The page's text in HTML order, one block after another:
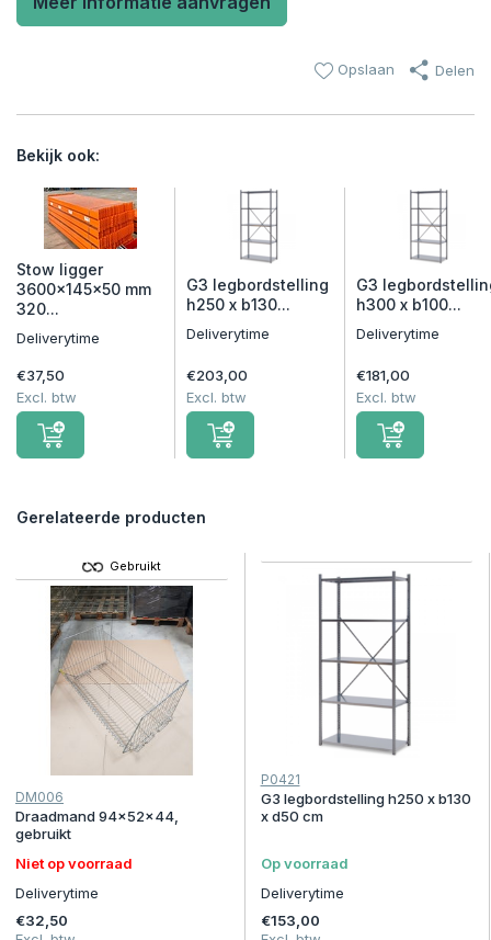
Opslaan Delen
Bekijk ook:
Stow ligger
3600x145x50 mm
320...
Deliverytime
€37,50
Excl. btw
G3 legbordstelling
h250 x b130...
Deliverytime
€203,00
Excl. btw
G3
h300 x b100...
Deliverytime
€181,00
Excl. btw
Gerelateerde producten
Gebruikt
DM006
Draadmand 94x52x44,
gebruikt
Niet op voorraad
Deliverytime
€32,50
P0421
G3 legbordstelling h250 x b130
x d50 cm
Op voorraad
Deliverytime
€153,00